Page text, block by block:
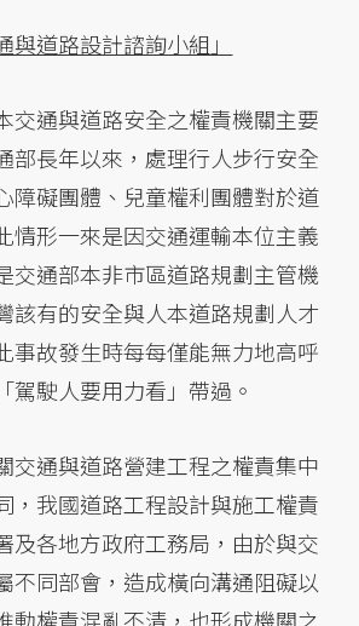
與道路設計諮詢小組」
交通與道路安全之權責機關主要
部長年以來，處理行人步行安全
障礙團體、兒童權利團體對於道
情形一來是因交通運輸本位主義
交通部本非市區道路規劃主管機
該有的安全與人本道路規劃人才
事故發生時每每僅能無力地高呼
駕駛人要用力看」帶過。
交通與道路營建工程之權責集中
，我國道路工程設計與施工權責
及各地方政府工務局，由於與交
不同部會，造成橫向溝通阻礙以
動權責混亂不清，也形成機關之